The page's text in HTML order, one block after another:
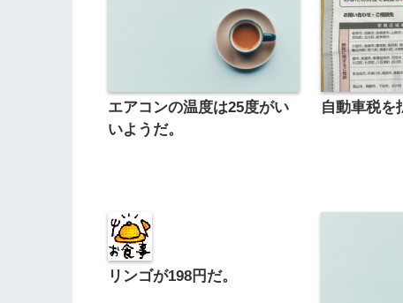
エアコンの温度は25度がい
いようだ。
自動車税を
リンゴが198円だ。